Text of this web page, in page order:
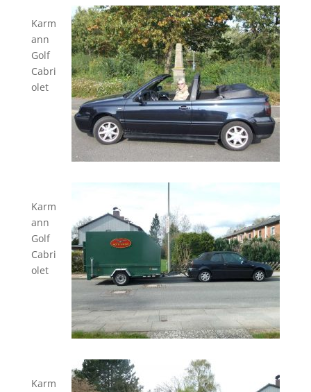
Karm
ann
Golf
Cabri
olet
Karm
ann
Golf
Cabri
olet
Karm